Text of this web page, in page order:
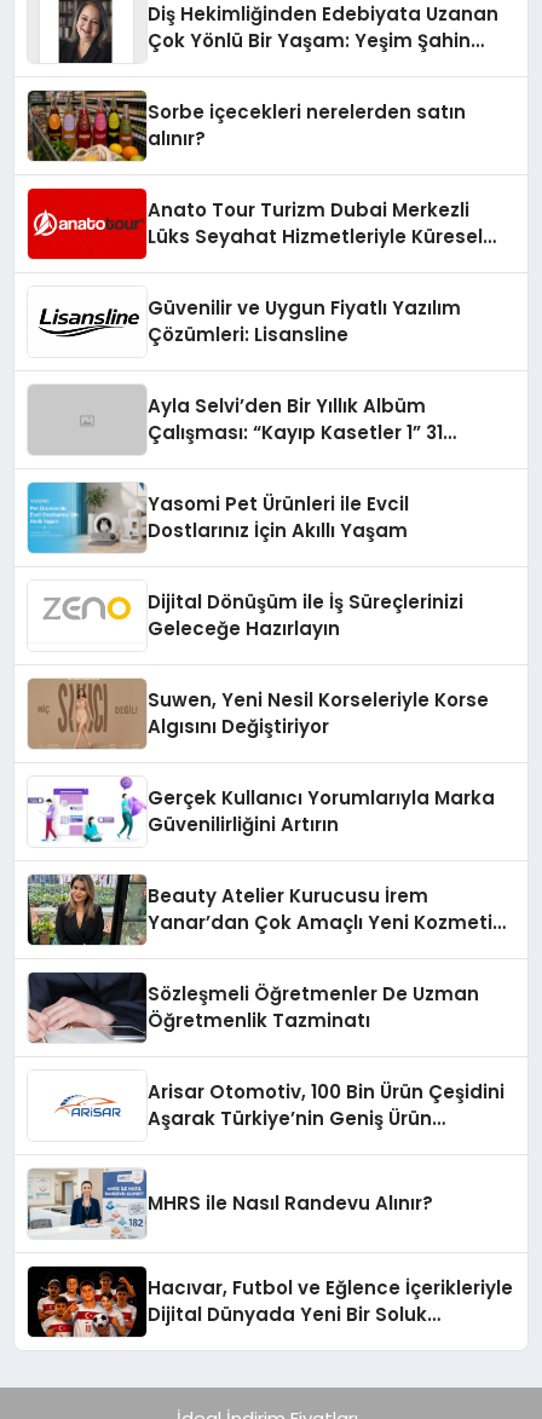
Diş Hekimliğinden Edebiyata Uzanan
Çok Yönlü Bir Yaşam: Yeşim Şahin
Sorbe içecekleri nerelerden satın
alınır?
Anato Tour Turizm Dubai Merkezli
Lüks Seyahat Hizmetleriyle Küresel
Güvenilir ve Uygun Fiyatlı Yazılım
Çözümleri: Lisansline
Ayla Selvi’den Bir Yıllık Albüm
Çalışması: “Kayıp Kasetler 1” 31
Yasomi Pet Ürünleri ile Evcil
Dostlarınız İçin Akıllı Yaşam
Dijital Dönüşüm ile İş Süreçlerinizi
Geleceğe Hazırlayın
Suwen, Yeni Nesil Korseleriyle Korse
Algısını Değiştiriyor
Gerçek Kullanıcı Yorumlarıyla Marka
Güvenilirliğini Artırın
Beauty Atelier Kurucusu İrem
Yanar’dan Çok Amaçlı Yeni Kozmetik
Sözleşmeli Öğretmenler De Uzman
Öğretmenlik Tazminatı
Arisar Otomotiv, 100 Bin Ürün Çeşidini
Aşarak Türkiye’nin Geniş Ürün
MHRS ile Nasıl Randevu Alınır?
Hacıvar, Futbol ve Eğlence İçerikleriyle
Dijital Dünyada Yeni Bir Soluk